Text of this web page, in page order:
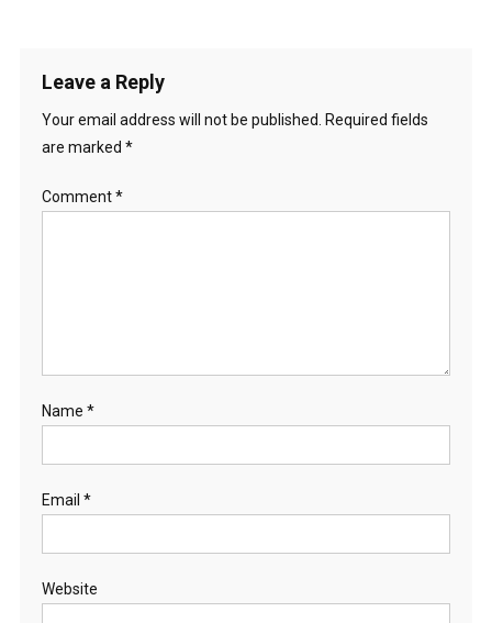
Leave a Reply
Your email address will not be published.
Required fields
are marked *
Comment*
Name *
Email *
Website